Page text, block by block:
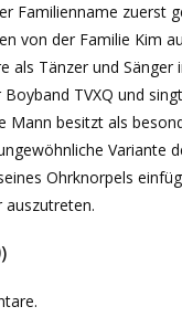
Familienname zuerst
von der Familie Kim
als Tänzer und Sänger
TVXQ und
Mann besitzt als
Variante
Ohrknorpels
auszutreten.